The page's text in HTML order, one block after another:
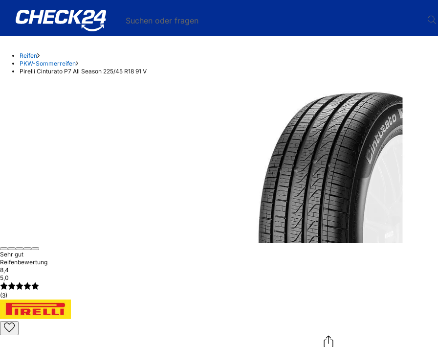
Suchen oder fragen
Reifen
PKW-Sommerreifen
Pirelli Cinturato P7 All Season 225/45 R18 91 V
Sehr gut
Reifenbewertung
8,4
5,0
(3)